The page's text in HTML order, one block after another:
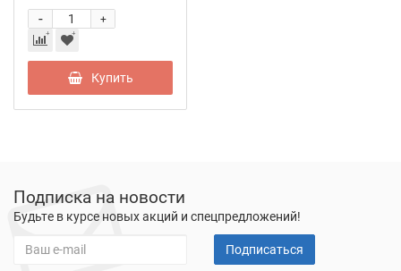
+
-
Купить
Подписка на новости
Будьте в курсе новых акций и спецпредложений!
Подписаться